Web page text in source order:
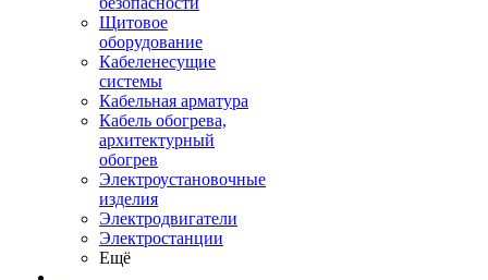
Щитовое
оборудование
Кабеленесущие
системы
Кабельная арматура
Кабель обогрева,
архитектурный
обогрев
Электроустановочные
изделия
Электродвигатели
Электростанции
Ещё